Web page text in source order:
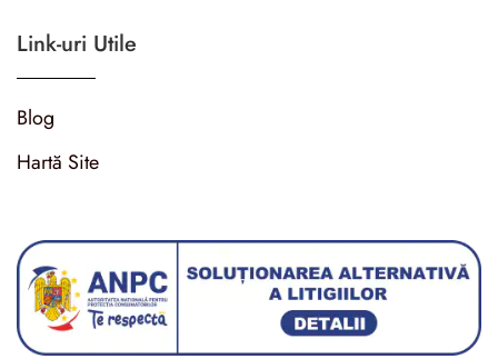
Link-uri Utile
Blog
Hartă Site